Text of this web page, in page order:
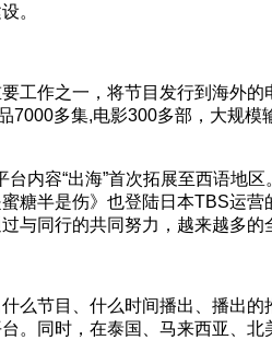
。
作之一，将节目发行到海外
多集,电影300多部，大规
内容“出海”首次拓展至西语地
糖半是伤》也登陆日本TBS运
同行的共同努力，越来越多的
节目、什么时间播出、播出
同时，在泰国、马来西亚、